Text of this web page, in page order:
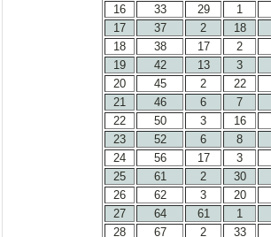
16
33 29 1
17
37 2 18
18
38 17 2
19
42 13 3
20
45 2 22
21
46 6 7
22
50 3 16
23
52 6 8
24
56 17 3
25
61 2 30
26
62 3 20
27
64 61 1
28
67 2 33